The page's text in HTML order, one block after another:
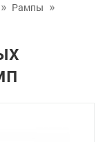
Рампы